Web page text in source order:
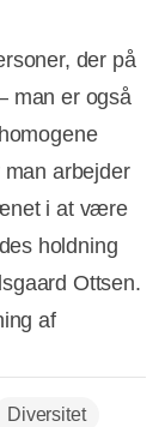
der på
man er også
arbejder
i at være
holdning
Ottsen.
af
Diversitet